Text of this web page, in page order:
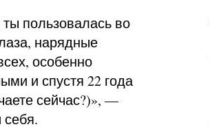
пользовалась во
нарядные
особенно
и спустя 22 года
сейчас?)», —
себя.